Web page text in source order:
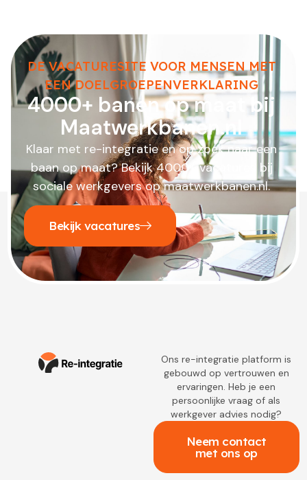
DE VACATURESITE VOOR MENSEN MET
EEN DOELGROEPENVERKLARING
4000+ banen op maat bij
Maatwerkbanen.nl
Klaar met re-integratie en op zoek naar een
baan op maat? Bekijk 4000+ vacatures bij
sociale werkgevers op maatwerkbanen.nl.
Bekijk vacatures
Ons re-integratie platform is
gebouwd op vertrouwen en
ervaringen. Heb je een
persoonlijke vraag of als
werkgever advies nodig?
Neem contact
met ons op